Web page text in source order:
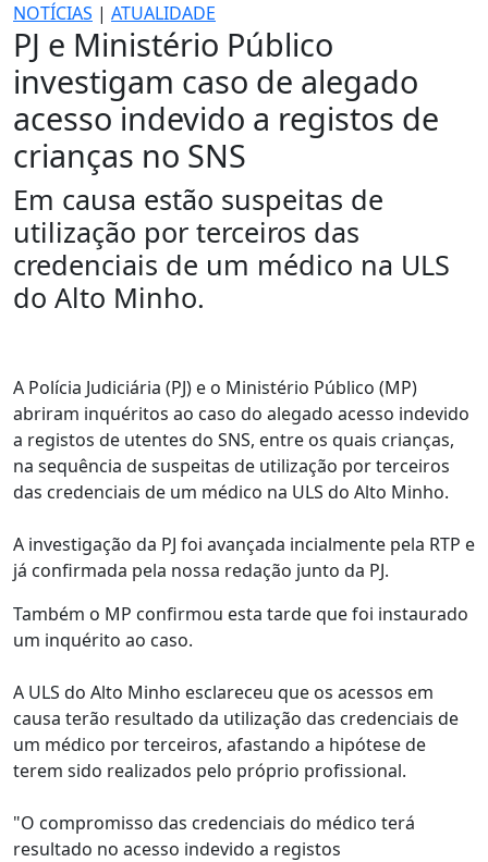
NOTÍCIAS | ATUALIDADE
PJ e Ministério Público
investigam caso de alegado
acesso indevido a registos de
crianças no SNS
Em causa estão suspeitas de
utilização por terceiros das
credenciais de um médico na ULS
do Alto Minho.
A Polícia Judiciária (PJ) e o Ministério Público (MP)
abriram inquéritos ao caso do alegado acesso indevido
a registos de utentes do SNS, entre os quais crianças,
na sequência de suspeitas de utilização por terceiros
das credenciais de um médico na ULS do Alto Minho.
A investigação da PJ foi avançada incialmente pela RTP e
já confirmada pela nossa redação junto da PJ.
Também o MP confirmou esta tarde que foi instaurado
um inquérito ao caso.
A ULS do Alto Minho esclareceu que os acessos em
causa terão resultado da utilização das credenciais de
um médico por terceiros, afastando a hipótese de
terem sido realizados pelo próprio profissional.
"O compromisso das credenciais do médico terá
resultado no acesso indevido a registos